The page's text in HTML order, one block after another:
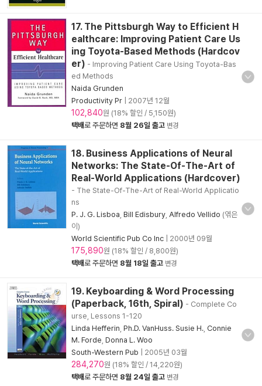
17. The Pittsburgh Way to Efficient H
ealthcare: Improving Patient Care Us
ing Toyota-Based Methods (Hardcov
er) - Improving Patient Care Using Toyota-Bas
ed Methods
Naida Grunden
Productivity Pr
2007년 12월
102,840원 (18% 할인 / 5,150원)
택배로 주문하면 8월 26일 출고 변경
18. Business Applications of Neural
Networks: The State-Of-The-Art of
Real-World Applications (Hardcover)
- The State-Of-The-Art of Real-World Applicatio
ns
P. J. G. Lisboa Bill Edisbury Alfredo Vellido (엮은
이)
World Scientific Pub Co Inc
2000년 09월
175,890원 (18% 할인 / 8,800원)
택배로 주문하면 8월 18일 출고 변경
19. Keyboarding & Word Processing
(Paperback, 16th, Spiral) - Complete Co
urse, Lessons 1-120
Linda Hefferin Ph.D. VanHuss. Susie H. Connie
M. Forde Donna L. Woo
South-Western Pub
2005년 03월
284,270원 (18% 할인 / 14,220원)
택배로 주문하면 8월 24일 출고 변경